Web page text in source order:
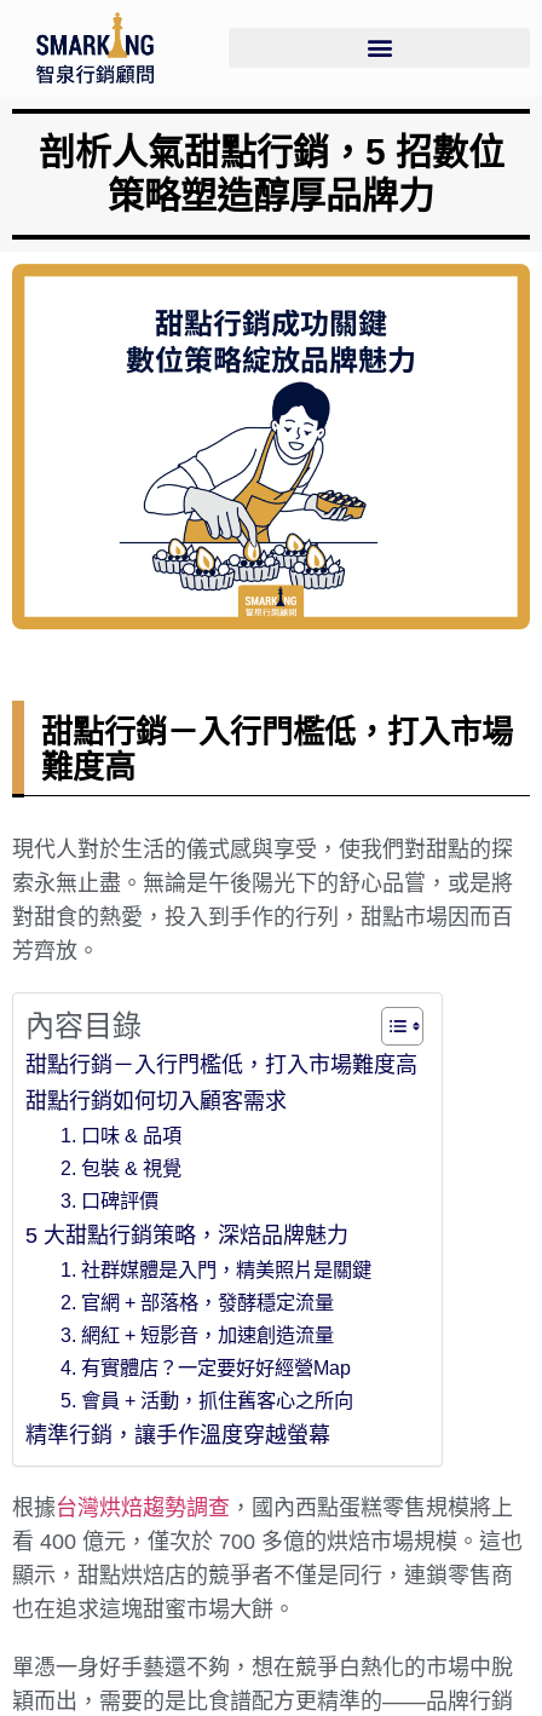
剖析人氣甜點行銷，5 招數位
策略塑造醇厚品牌力
甜點行銷－入行門檻低，打入市場
難度高
現代人對於生活的儀式感與享受，使我們對甜點的探
索永無止盡。無論是午後陽光下的舒心品嘗，或是將
對甜食的熱愛，投入到手作的行列，甜點市場因而百
芳齊放。
內容目錄
甜點行銷－入行門檻低，打入市場難度高
甜點行銷如何切入顧客需求
1. 口味 & 品項
2. 包裝 & 視覺
3. 口碑評價
5 大甜點行銷策略，深焙品牌魅力
1. 社群媒體是入門，精美照片是關鍵
2. 官網 + 部落格，發酵穩定流量
3. 網紅 + 短影音，加速創造流量
4. 有實體店？一定要好好經營Map
5. 會員 + 活動，抓住舊客心之所向
精準行銷，讓手作溫度穿越螢幕
根據台灣烘焙趨勢調查 ，國內西點蛋糕零售規模將上
看 400 億元，僅次於 700 多億的烘焙市場規模。這也
顯示，甜點烘焙店的競爭者不僅是同行，連鎖零售商
也在追求這塊甜蜜市場大餅。
單憑一身好手藝還不夠，想在競爭白熱化的市場中脫
穎而出，需要的是比食譜配方更精準的——品牌行銷